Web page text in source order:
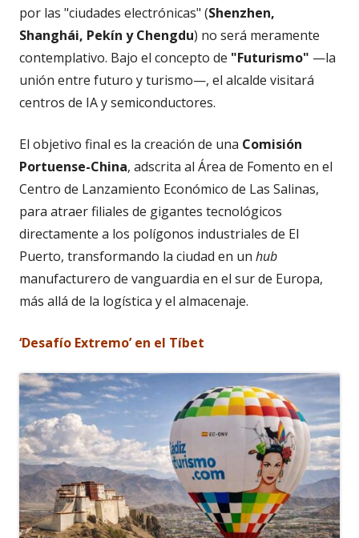
por las "ciudades electrónicas" (Shenzhen,
Shanghái, Pekín y Chengdu) no será meramente
contemplativo. Bajo el concepto de "Futurismo" —la
unión entre futuro y turismo—, el alcalde visitará
centros de IA y semiconductores.
El objetivo final es la creación de una Comisión
Portuense-China, adscrita al Área de Fomento en el
Centro de Lanzamiento Económico de Las Salinas,
para atraer filiales de gigantes tecnológicos
directamente a los polígonos industriales de El
Puerto, transformando la ciudad en un hub
manufacturero de vanguardia en el sur de Europa,
más allá de la logística y el almacenaje.
‘Desafío Extremo’ en el Tíbet